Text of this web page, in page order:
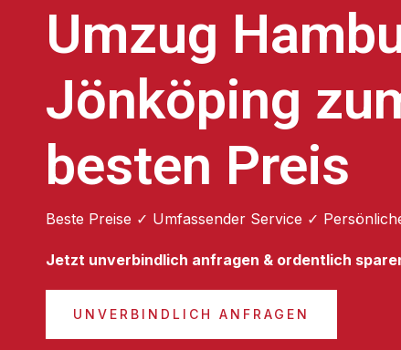
Umzug
Jönköping
besten Preis
Beste Preise ✓ Umfassender Service ✓
Jetzt unverbindlich anfragen & ordentlich
UNVERBINDLICH ANFRAGEN